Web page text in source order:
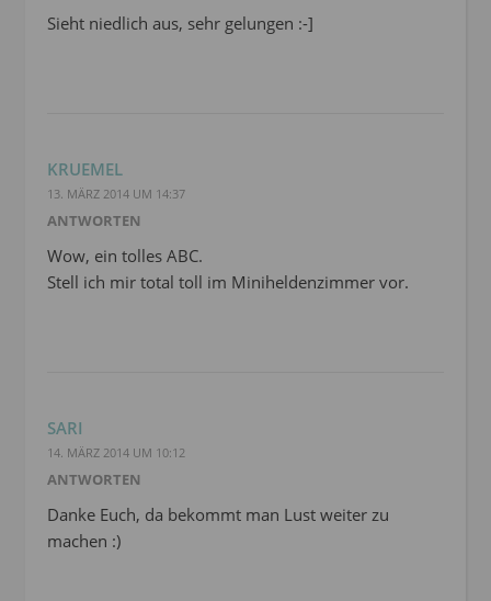
Sieht niedlich aus, sehr gelungen :-]
KRUEMEL
13. MÄRZ 2014 UM 14:37
ANTWORTEN
Wow, ein tolles ABC.
Stell ich mir total toll im Miniheldenzimmer vor.
SARI
14. MÄRZ 2014 UM 10:12
ANTWORTEN
Danke Euch, da bekommt man Lust weiter zu
machen :)